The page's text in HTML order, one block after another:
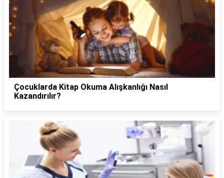
Çocuklarda Kitap Okuma Alışkanlığı Nasıl
Kazandırılır?